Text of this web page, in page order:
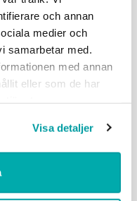
och annan
medier och
samarbetar med.
med annan
eller som de har
Visa detaljer
att föra
och makten